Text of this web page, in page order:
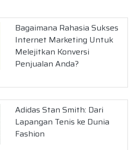
Bagaimana Rahasia Sukses
Internet Marketing Untuk
Melejitkan Konversi
Penjualan Anda?
Adidas Stan Smith: Dari
Lapangan Tenis ke Dunia
Fashion